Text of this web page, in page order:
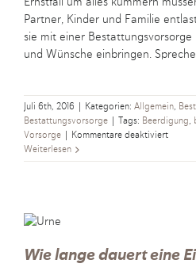
Partner, Kinder und Familie
sie mit einer
und Wünsche einbringen.
Juli 6th, 2016 Kategorien: Allgemein,
Bestattungsvorsorge
Tags: Beerdigung,
Vorsorge
Kommentare deaktiviertfür
Weiterlesen
Wie lange dauert eine